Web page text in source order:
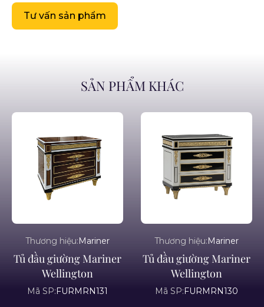
Tư vấn sản phẩm
SẢN PHẨM KHÁC
Thương hiệu:Mariner
Tủ đầu giường Mariner
Wellington
Mã SP:FURMRN131
Thương hiệu:Mariner
Tủ đầu giường Mariner
Wellington
Mã SP:FURMRN130